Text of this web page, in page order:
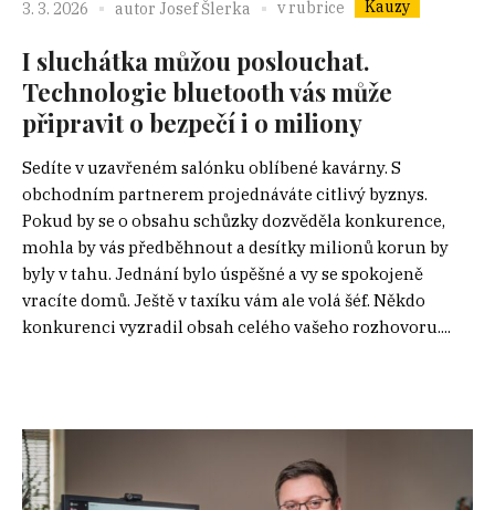
3. 3. 2026 autor Josef Šlerka v rubrice Kauzy
I sluchátka můžou poslouchat.
Technologie bluetooth vás může
připravit o bezpečí i o miliony
Sedíte v uzavřeném salónku oblíbené kavárny. S
obchodním partnerem projednáváte citlivý byznys.
Pokud by se o obsahu schůzky dozvěděla konkurence,
mohla by vás předběhnout a desítky milionů korun by
byly v tahu. Jednání bylo úspěšné a vy se spokojeně
vracíte domů. Ještě v taxíku vám ale volá šéf. Někdo
konkurenci vyzradil obsah celého vašeho rozhovoru....